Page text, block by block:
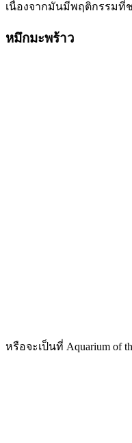
เนื่องจากมันมีพฤติกรรมที่
หมึกมะพร้าว
หรือจะเป็นที่ Aquarium